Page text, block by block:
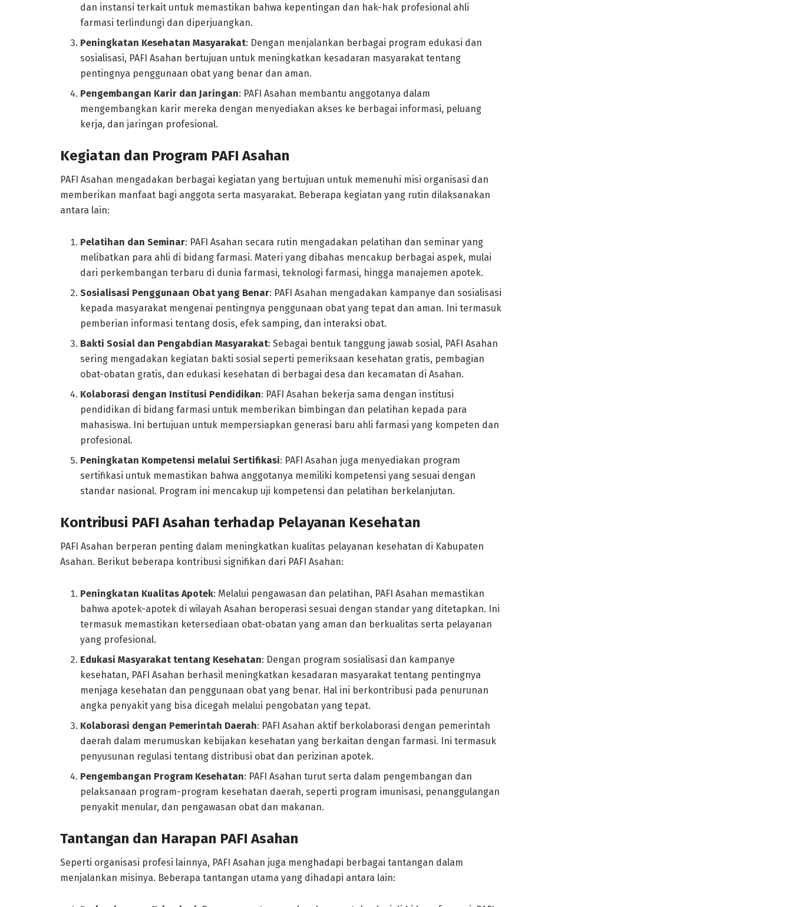
dan instansi terkait untuk memastikan bahwa kepentingan dan hak-hak profesional ahli
farmasi terlindungi dan diperjuangkan.
Peningkatan Kesehatan Masyarakat: Dengan menjalankan berbagai program edukasi dan
sosialisasi, PAFI Asahan bertujuan untuk meningkatkan kesadaran masyarakat tentang
pentingnya penggunaan obat yang benar dan aman.
Pengembangan Karir dan Jaringan: PAFI Asahan membantu anggotanya dalam
mengembangkan karir mereka dengan menyediakan akses ke berbagai informasi, peluang
kerja, dan jaringan profesional.
Kegiatan dan Program PAFI Asahan
PAFI Asahan mengadakan berbagai kegiatan yang bertujuan untuk memenuhi misi organisasi dan
memberikan manfaat bagi anggota serta masyarakat. Beberapa kegiatan yang rutin dilaksanakan
antara lain:
Pelatihan dan Seminar: PAFI Asahan secara rutin mengadakan pelatihan dan seminar yang
melibatkan para ahli di bidang farmasi. Materi yang dibahas mencakup berbagai aspek, mulai
dari perkembangan terbaru di dunia farmasi, teknologi farmasi, hingga manajemen apotek.
Sosialisasi Penggunaan Obat yang Benar: PAFI Asahan mengadakan kampanye dan sosialisasi
kepada masyarakat mengenai pentingnya penggunaan obat yang tepat dan aman. Ini termasuk
pemberian informasi tentang dosis, efek samping, dan interaksi obat.
Bakti Sosial dan Pengabdian Masyarakat: Sebagai bentuk tanggung jawab sosial, PAFI Asahan
sering mengadakan kegiatan bakti sosial seperti pemeriksaan kesehatan gratis, pembagian
obat-obatan gratis, dan edukasi kesehatan di berbagai desa dan kecamatan di Asahan.
Kolaborasi dengan Institusi Pendidikan: PAFI Asahan bekerja sama dengan institusi
pendidikan di bidang farmasi untuk memberikan bimbingan dan pelatihan kepada para
mahasiswa. Ini bertujuan untuk mempersiapkan generasi baru ahli farmasi yang kompeten dan
profesional.
Peningkatan Kompetensi melalui Sertifikasi: PAFI Asahan juga menyediakan program
sertifikasi untuk memastikan bahwa anggotanya memiliki kompetensi yang sesuai dengan
standar nasional. Program ini mencakup uji kompetensi dan pelatihan berkelanjutan.
Kontribusi PAFI Asahan terhadap Pelayanan Kesehatan
PAFI Asahan berperan penting dalam meningkatkan kualitas pelayanan kesehatan di Kabupaten
Asahan. Berikut beberapa kontribusi signifikan dari PAFI Asahan:
Peningkatan Kualitas Apotek: Melalui pengawasan dan pelatihan, PAFI Asahan memastikan
bahwa apotek-apotek di wilayah Asahan beroperasi sesuai dengan standar yang ditetapkan. Ini
termasuk memastikan ketersediaan obat-obatan yang aman dan berkualitas serta pelayanan
yang profesional.
Edukasi Masyarakat tentang Kesehatan: Dengan program sosialisasi dan kampanye
kesehatan, PAFI Asahan berhasil meningkatkan kesadaran masyarakat tentang pentingnya
menjaga kesehatan dan penggunaan obat yang benar. Hal ini berkontribusi pada penurunan
angka penyakit yang bisa dicegah melalui pengobatan yang tepat.
Kolaborasi dengan Pemerintah Daerah: PAFI Asahan aktif berkolaborasi dengan pemerintah
daerah dalam merumuskan kebijakan kesehatan yang berkaitan dengan farmasi. Ini termasuk
penyusunan regulasi tentang distribusi obat dan perizinan apotek.
Pengembangan Program Kesehatan: PAFI Asahan turut serta dalam pengembangan dan
pelaksanaan program-program kesehatan daerah, seperti program imunisasi, penanggulangan
penyakit menular, dan pengawasan obat dan makanan.
Tantangan dan Harapan PAFI Asahan
Seperti organisasi profesi lainnya, PAFI Asahan juga menghadapi berbagai tantangan dalam
menjalankan misinya. Beberapa tantangan utama yang dihadapi antara lain: